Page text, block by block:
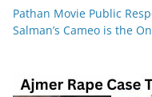
Pathan Movie Public
Salman’s Cameo is the